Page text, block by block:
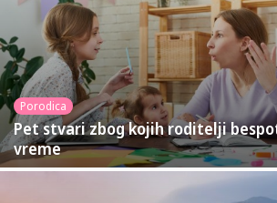
Porodica
Pet stvari zbog kojih roditelji
vreme